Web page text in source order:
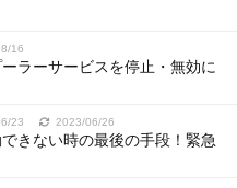
16
ラーサービスを停止・無効に
23 2023/06/26
きない時の最後の手段！緊急